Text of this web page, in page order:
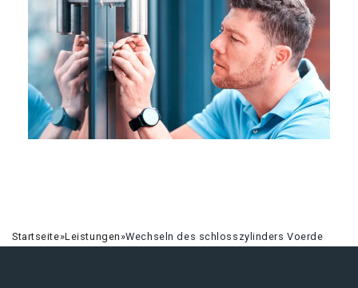
Startseite»Leistungen»Wechseln des schlosszylinders Voerde